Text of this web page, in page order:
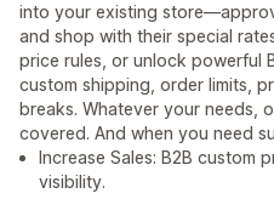
into your existing
and shop with their special
price rules, or unlock powerful
custom shipping, order limits,
breaks. Whatever your needs,
covered. And when you need
Increase Sales: B2B custom
visibility.